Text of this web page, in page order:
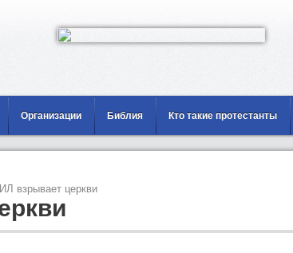
Организации Библия Кто такие протестанты
взрывает церкви